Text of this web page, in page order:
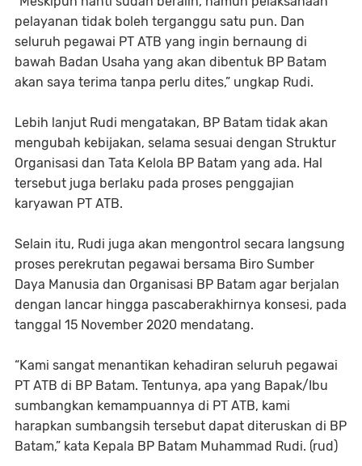
pelayanan tidak boleh terganggu satu pun. Dan
seluruh pegawai PT ATB yang ingin bernaung di
bawah Badan Usaha yang akan dibentuk BP Batam
akan saya terima tanpa perlu dites,” ungkap Rudi.
Lebih lanjut Rudi mengatakan, BP Batam tidak akan
mengubah kebijakan, selama sesuai dengan Struktur
Organisasi dan Tata Kelola BP Batam yang ada. Hal
tersebut juga berlaku pada proses penggajian
karyawan PT ATB.
Selain itu, Rudi juga akan mengontrol secara langsung
proses perekrutan pegawai bersama Biro Sumber
Daya Manusia dan Organisasi BP Batam agar berjalan
dengan lancar hingga pascaberakhirnya konsesi, pada
tanggal 15 November 2020 mendatang.
“Kami sangat menantikan kehadiran seluruh pegawai
PT ATB di BP Batam. Tentunya, apa yang Bapak/Ibu
sumbangkan kemampuannya di PT ATB, kami
harapkan sumbangsih tersebut dapat diteruskan di BP
Batam,” kata Kepala BP Batam Muhammad Rudi. (rud)